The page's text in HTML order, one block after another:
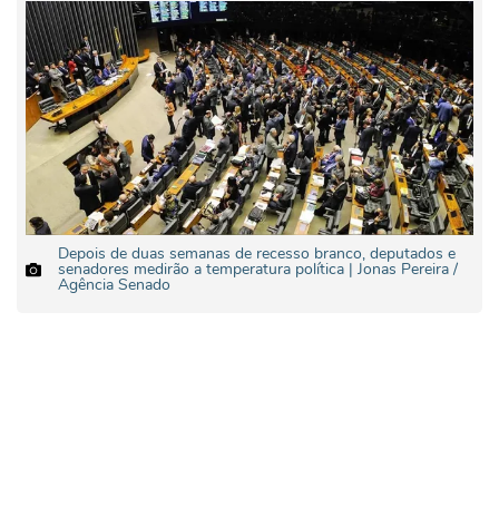
Depois de duas semanas de recesso branco, deputados e
senadores medirão a temperatura política | Jonas Pereira /
Agência Senado